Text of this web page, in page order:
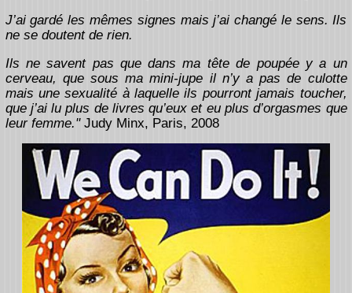
J’ai gardé les mêmes signes mais j’ai changé le sens. Ils
ne se doutent de rien.
Ils ne savent pas que dans ma tête de poupée y a un
cerveau, que sous ma mini-jupe il n’y a pas de culotte
mais une sexualité à laquelle ils pourront jamais toucher,
que j’ai lu plus de livres qu’eux et eu plus d’orgasmes que
leur femme."Judy Minx, Paris, 2008